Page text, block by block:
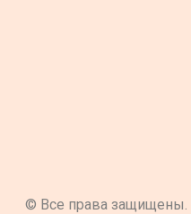
© Все права защищены.